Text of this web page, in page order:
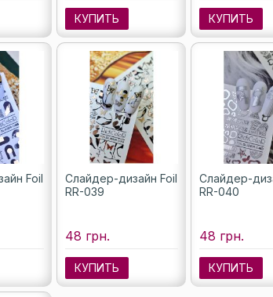
КУПИТЬ КУПИТЬ
Foil
Слайдер-дизайн Foil
RR-039
48 грн.
КУПИТЬ
Слайдер-
RR-040
48 грн.
КУПИТЬ